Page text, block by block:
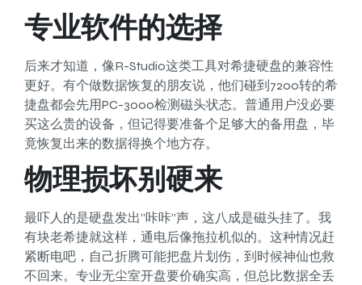
专业软件的选择
后来才知道，像R-Studio这类工具对希捷硬盘的兼容性
更好。有个做数据恢复的朋友说，他们碰到7200转的希
捷盘都会先用PC-3000检测磁头状态。普通用户没必要
买这么贵的设备，但记得要准备个足够大的备用盘，毕
竟恢复出来的数据得换个地方存。
物理损坏别硬来
最吓人的是硬盘发出”咔咔”声，这八成是磁头挂了。我
有块老希捷就这样，通电后像拖拉机似的。这种情况赶
紧断电吧，自己折腾可能把盘片划伤，到时候神仙也救
不回来。专业无尘室开盘要价确实高，但总比数据全丢